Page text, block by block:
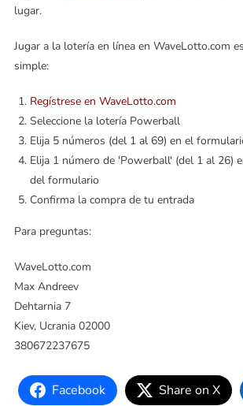
lugar.
Jugar a la lotería en línea en WaveLotto.com
simple:
Regístrese en WaveLotto.com
Seleccione la lotería Powerball
Elija 5 números (del 1 al 69) en el
Elija 1 número de 'Powerball' (del 1 al 26)
del formulario
Confirma la compra de tu entrada
Para preguntas:
WaveLotto.com
Max Andreev
Dehtarnia 7
Kiev, Ucrania 02000
380672237675
Facebook Share on X